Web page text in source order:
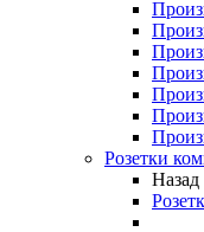
Розетки
Назад